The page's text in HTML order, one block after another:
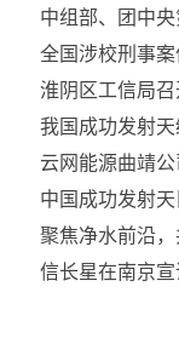
中组部、团中
全国涉校刑事
淮阴区工信局
我国成功发射
云网能源曲靖
中国成功发射
聚焦净水前沿
信长星在南京